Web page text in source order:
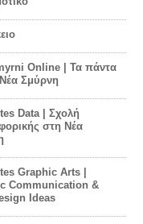
Online | Τα πάντα
Σμύρνη
Data | Σχολή
στη Νέα
Graphic Arts |
Communication &
Ideas